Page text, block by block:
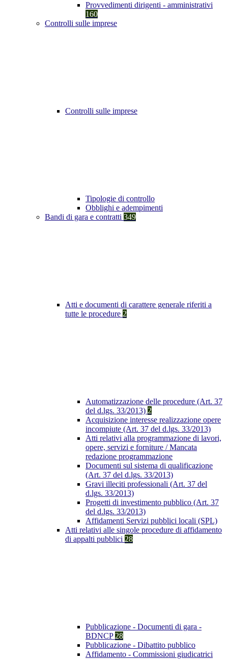
Provvedimenti dirigenti - amministrativi
160
Controlli sulle imprese
Controlli sulle imprese
Tipologie di controllo
Obblighi e adempimenti
Bandi di gara e contratti 349
Atti e documenti di carattere generale riferiti a
tutte le procedure 2
Automatizzazione delle procedure (Art. 37
del d.lgs. 33/2013) 2
Acquisizione interesse realizzazione opere
incompiute (Art. 37 del d.lgs. 33/2013)
Atti relativi alla programmazione di lavori,
opere, servizi e forniture / Mancata
redazione programmazione
Documenti sul sistema di qualificazione
(Art. 37 del d.lgs. 33/2013)
Gravi illeciti professionali (Art. 37 del
d.lgs. 33/2013)
Progetti di investimento pubblico (Art. 37
del d.lgs. 33/2013)
Affidamenti Servizi pubblici locali (SPL)
Atti relativi alle singole procedure di affidamento
di appalti pubblici 28
Pubblicazione - Documenti di gara -
BDNCP 28
Pubblicazione - Dibattito pubblico
Affidamento - Commissioni giudicatrici